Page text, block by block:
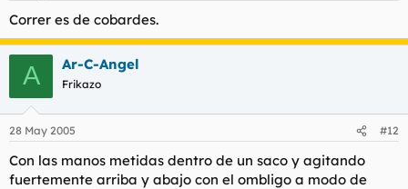
Correr es de cobardes.
A Ar-C-Angel
Frikazo
28 May 2005 #12
Con las manos metidas dentro de un saco y agitando
fuertemente arriba y abajo con el ombligo a modo de